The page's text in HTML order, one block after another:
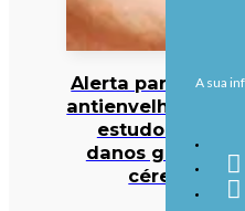
Alerta para
estudo deteta
danos graves no
cérebro
A sua